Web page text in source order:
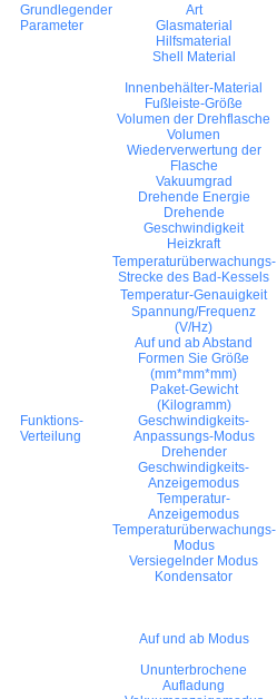
Grundlegender
Parameter
Art
Glasmaterial
Hilfsmaterial
Shell Material
Innenbehälter-Material
Fußleiste-Größe
Volumen der Drehflasche
Volumen
Wiederverwertung der
Flasche
Vakuumgrad
Drehende Energie
Drehende
Geschwindigkeit
Heizkraft
Temperaturüberwachungs-
Strecke des Bad-Kessels
Temperatur-Genauigkeit
Spannung/Frequenz
(V/Hz)
Auf und ab Abstand
Formen Sie Größe
(mm*mm*mm)
Paket-Gewicht
(Kilogramm)
Funktions-
Verteilung
Geschwindigkeits-
Anpassungs-Modus
Drehender
Geschwindigkeits-
Anzeigemodus
Temperatur-
Anzeigemodus
Temperaturüberwachungs-
Modus
Versiegelnder Modus
Kondensator
Auf und ab Modus
Ununterbrochene
Aufladung